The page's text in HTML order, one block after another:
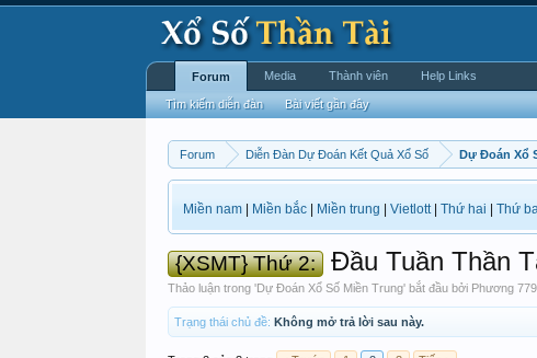
Forum Diễn Đàn Dự Đoán Kết Quả Xổ Số Dự Đoán Xổ
Miền nam Miền bắc Miền trung Vietlott| Thứ hai Thứ
{XSMT} Thứ 2: Đầu Tuần Thần
Thảo luận trong 'Dự Đoán Xổ Số Miền Trung' bắt đầu bởi Phương 779
Trạng thái chủ đề: Không mở trả lời sau này.
Forum
Tìm kiếm diễn đàn Bài viết gần đây
Media Thành viên Help Links